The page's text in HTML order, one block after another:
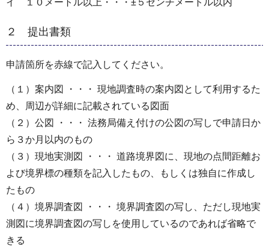
イ １０メートル以上・・・±５センチメートル以内
２ 提出書類
申請箇所を赤線で記入してください。
（１）案内図 ・・・ 現地調査時の案内図として利用するた
め、周辺が詳細に記載されている図面
（２）公図 ・・・ 法務局備え付けの公図の写しで申請日か
ら３か月以内のもの
（３）現地実測図 ・・・ 道路境界図に、現地の点間距離お
よび境界標の種類を記入したもの、もしくは独自に作成し
たもの
（４）境界調査図 ・・・ 境界調査図の写し、ただし現地実
測図に境界調査図の写しを使用しているのであれば省略で
きる